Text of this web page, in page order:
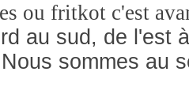
ou fritkot c'est
au sud, de l'est
sommes au